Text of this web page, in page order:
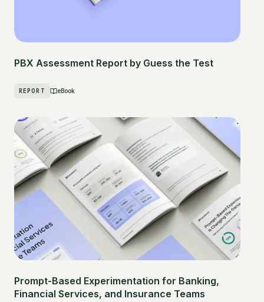
PBX Assessment Report by Guess the Test
REPORT eBook
Prompt-Based Experimentation for Banking,
Financial Services, and Insurance Teams